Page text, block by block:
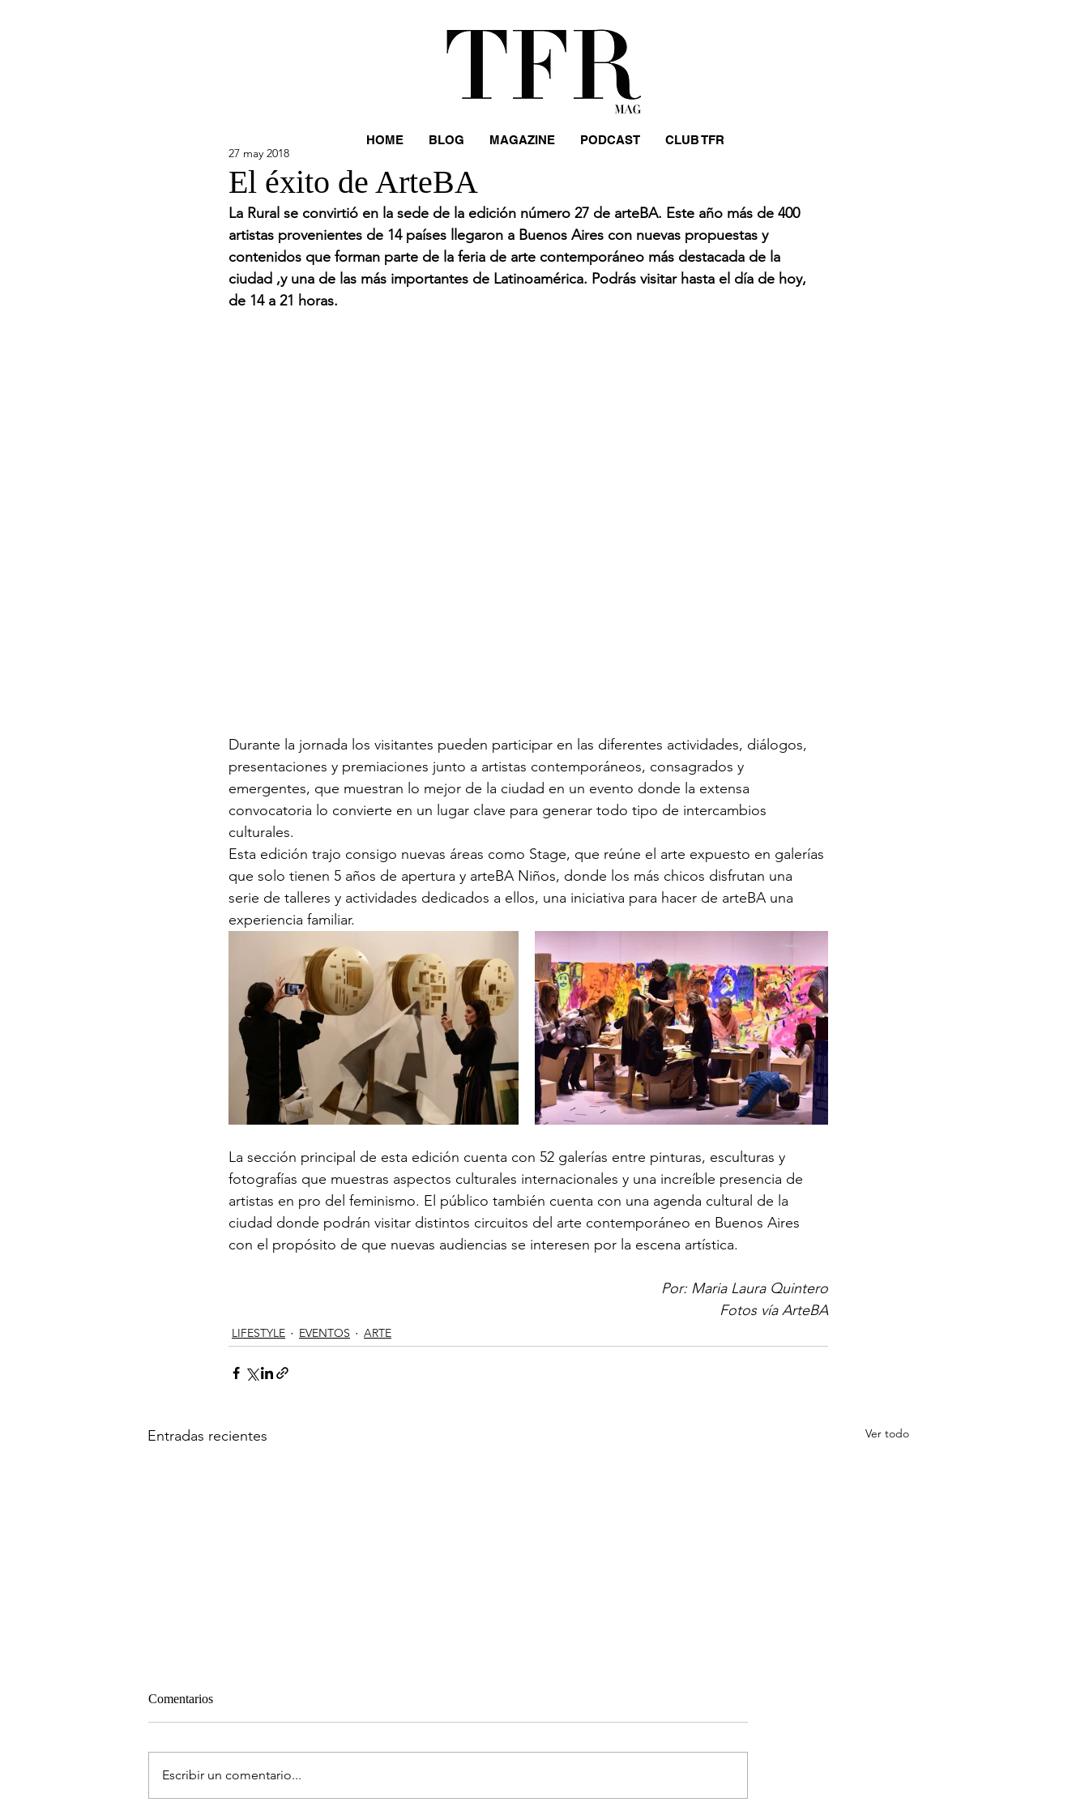
El éxito de ArteBA
27 may 2018
La Rural se convirtió en la sede de la edición número 27 de arteBA. Este año más de 400
artistas provenientes de 14 países llegaron a Buenos Aires con nuevas propuestas y
contenidos que forman parte de la feria de arte contemporáneo más destacada de la
ciudad ,y una de las más importantes de Latinoamérica. Podrás visitar hasta el día de hoy,
de 14 a 21 horas.
Durante la jornada los visitantes pueden participar en las diferentes actividades, diálogos,
presentaciones y premiaciones junto a artistas contemporáneos, consagrados y
emergentes, que muestran lo mejor de la ciudad en un evento donde la extensa
convocatoria lo convierte en un lugar clave para generar todo tipo de intercambios
culturales.
Esta edición trajo consigo nuevas áreas como Stage, que reúne el arte expuesto en galerías
que solo tienen 5 años de apertura y arteBA Niños, donde los más chicos disfrutan una
serie de talleres y actividades dedicados a ellos, una iniciativa para hacer de arteBA una
experiencia familiar.
La sección principal de esta edición cuenta con 52 galerías entre pinturas, esculturas y
fotografías que muestras aspectos culturales internacionales y una increíble presencia de
artistas en pro del feminismo. El público también cuenta con una agenda cultural de la
ciudad donde podrán visitar distintos circuitos del arte contemporáneo en Buenos Aires
con el propósito de que nuevas audiencias se interesen por la escena artística.
Por: Maria Laura Quintero
Fotos vía ArteBA
LIFESTYLE EVENTOS ARTE
Entradas recientes Ver todo
Comentarios
Escribir un comentario...
HOME BLOG MAGAZINE PODCAST CLUB TFR